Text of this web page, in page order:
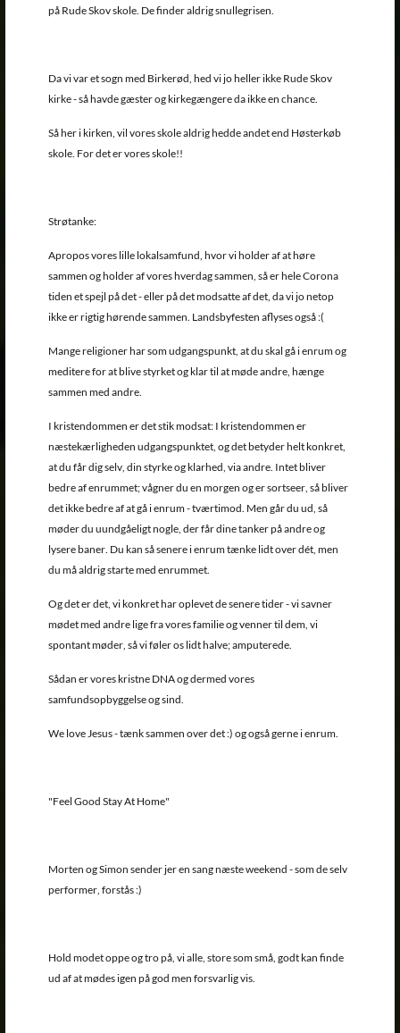
på Rude Skov skole. De finder aldrig snullegrisen.
Da vi var et sogn med Birkerød, hed vi jo heller ikke Rude Skov
kirke - så havde gæster og kirkegængere da ikke en chance.
Så her i kirken, vil vores skole aldrig hedde andet end Høsterkøb
skole. For det er vores skole!!
Strøtanke:
Apropos vores lille lokalsamfund, hvor vi holder af at høre
sammen og holder af vores hverdag sammen, så er hele Corona
tiden et spejl på det - eller på det modsatte af det, da vi jo netop
ikke er rigtig hørende sammen. Landsbyfesten aflyses også :(
Mange religioner har som udgangspunkt, at du skal gå i enrum og
meditere for at blive styrket og klar til at møde andre, hænge
sammen med andre.
I kristendommen er det stik modsat: I kristendommen er
næstekærligheden udgangspunktet, og det betyder helt konkret,
at du får dig selv, din styrke og klarhed, via andre. Intet bliver
bedre af enrummet; vågner du en morgen og er sortseer, så bliver
det ikke bedre af at gå i enrum - tværtimod. Men går du ud, så
møder du uundgåeligt nogle, der får dine tanker på andre og
lysere baner. Du kan så senere i enrum tænke lidt over dét, men
du må aldrig starte med enrummet.
Og det er det, vi konkret har oplevet de senere tider - vi savner
mødet med andre lige fra vores familie og venner til dem, vi
spontant møder, så vi føler os lidt halve; amputerede.
Sådan er vores kristne DNA og dermed vores
samfundsopbyggelse og sind.
We love Jesus - tænk sammen over det :) og også gerne i enrum.
"Feel Good Stay At Home"
Morten og Simon sender jer en sang næste weekend - som de selv
performer, forstås :)
Hold modet oppe og tro på, vi alle, store som små, godt kan finde
ud af at mødes igen på god men forsvarlig vis.